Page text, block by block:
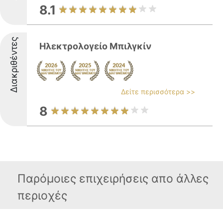
8.1
Διακριθέντες Ηλεκτρολογείο Μπιλγκίν
Δείτε περισσότερα >>
8
Παρόμοιες επιχειρήσεις απο άλλες
περιοχές